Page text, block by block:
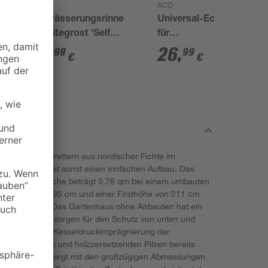
Entwässerungsrinne
mit Stegrost 'Self
Standardline' 11,8 x
19 99 €
ACO
Universal-Eckstück
für
Entwässerungsrinne
'HexaLine' schwarz
26,99 €
Wandbrettern aus nordischer Fichte im
gewährleistet somit einen einfachen Aufbau. Das
Grundfläche beträgt 5,76 qm bei einem umbauten
von 195 cm und einer Firsthöhe von 211 cm
Das Gartenhaus ohne Anbauten hat ein
sorgen für den Schutz von unten und
Durch die Kesseldruckimprägnierung der
und holzzersetzenden Pilzen bereits
Tür sorgt mit den großzügigen Abmessungen